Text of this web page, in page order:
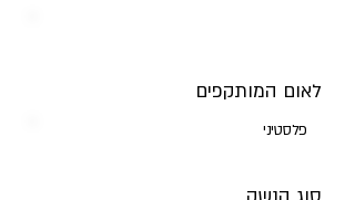
לאום המותקפים
פלסטיני